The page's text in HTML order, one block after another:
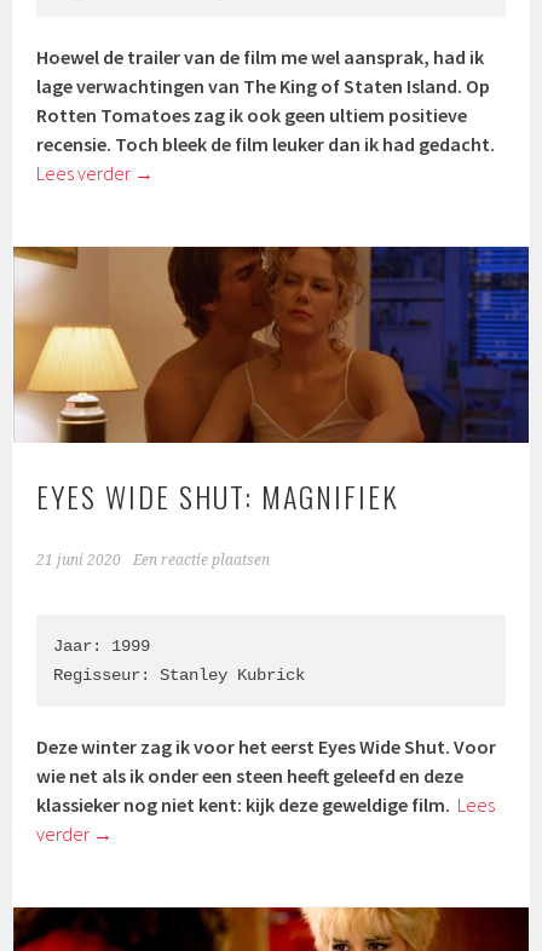
Hoewel de trailer van de film me wel aansprak, had ik
lage verwachtingen van The King of Staten Island. Op
Rotten Tomatoes zag ik ook geen ultiem positieve
recensie. Toch bleek de film leuker dan ik had gedacht.
Lees verder →
EYES WIDE SHUT: MAGNIFIEK
21 juni 2020 Een reactie plaatsen
Jaar: 1999
Regisseur: Stanley Kubrick
Deze winter zag ik voor het eerst Eyes Wide Shut. Voor
wie net als ik onder een steen heeft geleefd en deze
klassieker nog niet kent: kijk deze geweldige film. Lees
verder →